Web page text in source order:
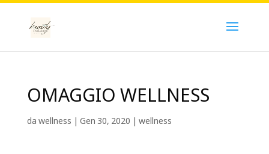
OMAGGIO WELLNESS
dawellness | Gen 30, 2020 | wellness